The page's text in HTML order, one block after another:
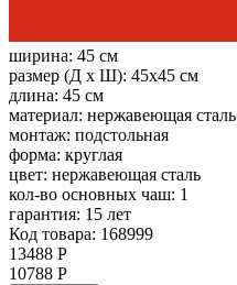
ширина: 45 см
размер (Д х Ш): 45x45 см
длина: 45 см
материал: нержавеющая сталь
монтаж: подстольная
форма: круглая
цвет: нержавеющая сталь
кол-во основных чаш: 1
гарантия: 15 лет
Код товара: 168999
13488 Р
10788 Р